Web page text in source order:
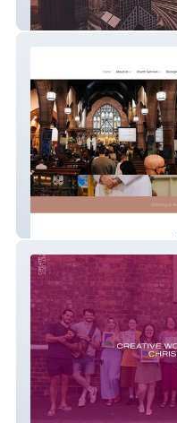
Albermarle